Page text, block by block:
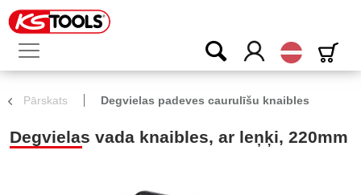
Latvijas
Pārskats Degvielas padeves caurulīšu knaibles
Degvielas vada knaibles, ar leņķi, 220mm